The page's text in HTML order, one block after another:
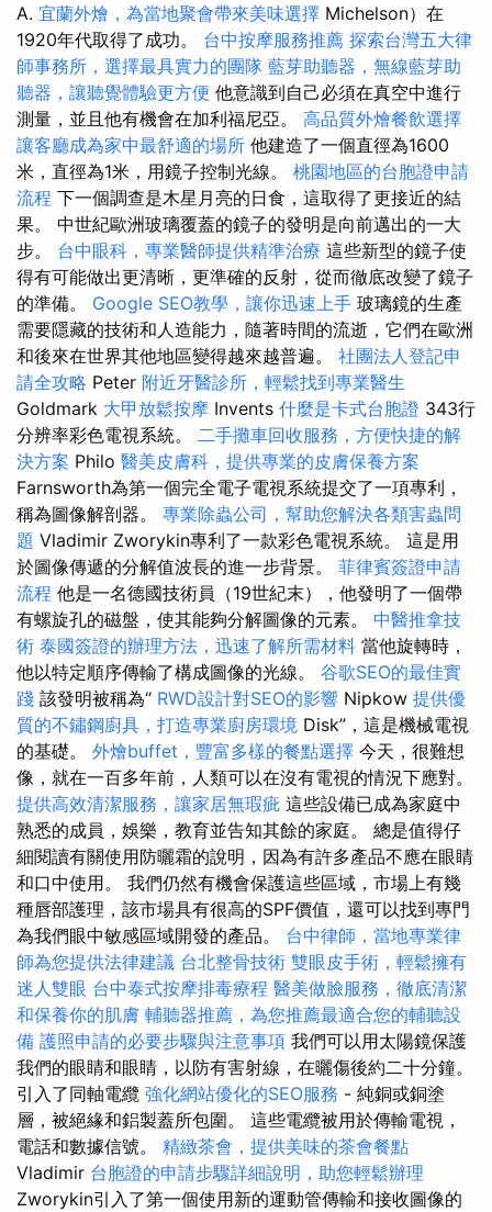
A. 宜蘭外燴，為當地聚會帶來美味選擇 Michelson）在
1920年代取得了成功。 台中按摩服務推薦 探索台灣五大律
師事務所，選擇最具實力的團隊 藍芽助聽器，無線藍芽助
聽器，讓聽覺體驗更方便 他意識到自己必須在真空中進行
測量，並且他有機會在加利福尼亞。 高品質外燴餐飲選擇
讓客廳成為家中最舒適的場所 他建造了一個直徑為1600
米，直徑為1米，用鏡子控制光線。 桃園地區的台胞證申請
流程 下一個調查是木星月亮的日食，這取得了更接近的結
果。 中世紀歐洲玻璃覆蓋的鏡子的發明是向前邁出的一大
步。 台中眼科，專業醫師提供精準治療 這些新型的鏡子使
得有可能做出更清晰，更準確的反射，從而徹底改變了鏡子
的準備。 Google SEO教學，讓你迅速上手 玻璃鏡的生產
需要隱藏的技術和人造能力，隨著時間的流逝，它們在歐洲
和後來在世界其他地區變得越來越普遍。 社團法人登記申
請全攻略 Peter 附近牙醫診所，輕鬆找到專業醫生
Goldmark 大甲放鬆按摩 Invents 什麼是卡式台胞證 343行
分辨率彩色電視系統。 二手攤車回收服務，方便快捷的解
決方案 Philo 醫美皮膚科，提供專業的皮膚保養方案
Farnsworth為第一個完全電子電視系統提交了一項專利，
稱為圖像解剖器。 專業除蟲公司，幫助您解決各類害蟲問
題 Vladimir Zworykin專利了一款彩色電視系統。 這是用
於圖像傳遞的分解值波長的進一步背景。 菲律賓簽證申請
流程 他是一名德國技術員（19世紀末），他發明了一個帶
有螺旋孔的磁盤，使其能夠分解圖像的元素。 中醫推拿技
術 泰國簽證的辦理方法，迅速了解所需材料 當他旋轉時，
他以特定順序傳輸了構成圖像的光線。 谷歌SEO的最佳實
踐 該發明被稱為“ RWD設計對SEO的影響 Nipkow 提供優
質的不鏽鋼廚具，打造專業廚房環境 Disk”，這是機械電視
的基礎。 外燴buffet，豐富多樣的餐點選擇 今天，很難想
像，就在一百多年前，人類可以在沒有電視的情況下應對。
提供高效清潔服務，讓家居無瑕疵 這些設備已成為家庭中
熟悉的成員，娛樂，教育並告知其餘的家庭。 總是值得仔
細閱讀有關使用防曬霜的說明，因為有許多產品不應在眼睛
和口中使用。 我們仍然有機會保護這些區域，市場上有幾
種唇部護理，該市場具有很高的SPF價值，還可以找到專門
為我們眼中敏感區域開發的產品。 台中律師，當地專業律
師為您提供法律建議 台北整骨技術 雙眼皮手術，輕鬆擁有
迷人雙眼 台中泰式按摩排毒療程 醫美做臉服務，徹底清潔
和保養你的肌膚 輔聽器推薦，為您推薦最適合您的輔聽設
備 護照申請的必要步驟與注意事項 我們可以用太陽鏡保護
我們的眼睛和眼睛，以防有害射線，在曬傷後約二十分鐘。
引入了同軸電纜 強化網站優化的SEO服務 - 純銅或銅塗
層，被絕緣和鋁製蓋所包圍。 這些電纜被用於傳輸電視，
電話和數據信號。 精緻茶會，提供美味的茶會餐點
Vladimir 台胞證的申請步驟詳細說明，助您輕鬆辦理
Zworykin引入了第一個使用新的運動管傳輸和接收圖像的